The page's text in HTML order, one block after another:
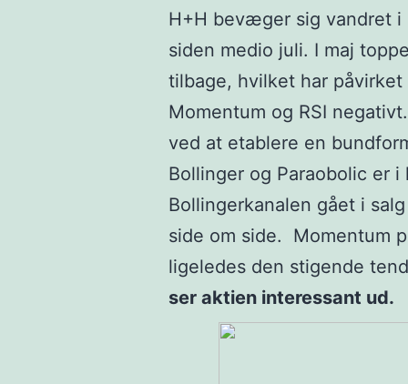
H+H bevæger sig vandret i
siden medio juli. I maj
tilbage, hvilket har
Momentum og RSI
ved at etablere en
Bollinger og Paraobolic er
Bollingerkanalen gået i
side om side. Momentum
ligeledes den stigende
ser aktien interessant ud.